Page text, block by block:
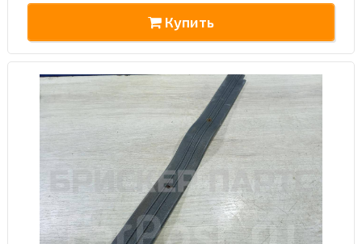
Купить